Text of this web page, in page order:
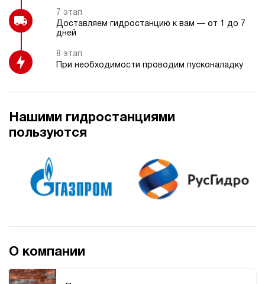
7 этап
Доставляем гидростанцию к вам — от 1 до 7
дней
8 этап
При необходимости проводим пусконаладку
Нашими гидростанциями
пользуются
О компании